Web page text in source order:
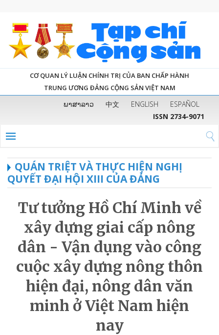
CƠ QUAN LÝ LUẬN CHÍNH TRỊ CỦA BAN CHẤP HÀNH
TRUNG ƯƠNG ĐẢNG CỘNG SẢN VIỆT NAM
ພາສາລາວ 中文 ENGLISH
ESPAÑOL
ISSN 2734-9071
QUÁN TRIỆT VÀ THỰC HIỆN NGHỊ
QUYẾT ĐẠI HỘI XIII CỦA ĐẢNG
Tư tưởng Hồ Chí Minh về
xây dựng giai cấp nông
dân - Vận dụng vào công
cuộc xây dựng nông thôn
hiện đại, nông dân văn
minh ở Việt Nam hiện
nay